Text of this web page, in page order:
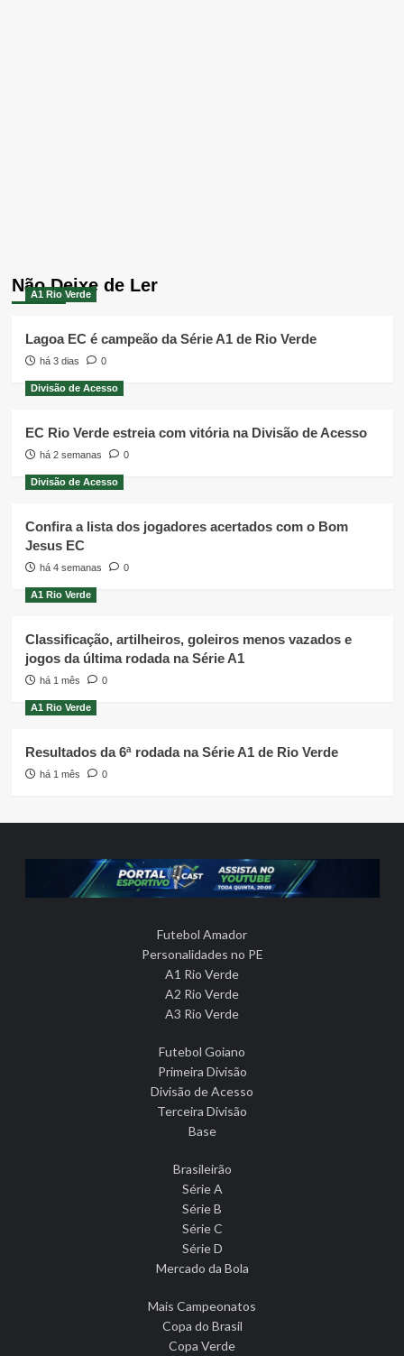
Não Deixe de Ler
A1 Rio Verde
Lagoa EC é campeão da Série A1 de Rio Verde
há 3 dias 0
Divisão de Acesso
EC Rio Verde estreia com vitória na Divisão de Acesso
há 2 semanas 0
Divisão de Acesso
Confira a lista dos jogadores acertados com o Bom
Jesus EC
há 4 semanas 0
A1 Rio Verde
Classificação, artilheiros, goleiros menos vazados e
jogos da última rodada na Série A1
há 1 mês 0
A1 Rio Verde
Resultados da 6ª rodada na Série A1 de Rio Verde
há 1 mês 0
Futebol Amador
Personalidades no PE
A1 Rio Verde
A2 Rio Verde
A3 Rio Verde
Futebol Goiano
Primeira Divisão
Divisão de Acesso
Terceira Divisão
Base
Brasileirão
Série A
Série B
Série C
Série D
Mercado da Bola
Mais Campeonatos
Copa do Brasil
Copa Verde